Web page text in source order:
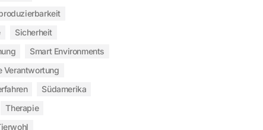
Sicherheit
Smart Environments
Verantwortung
Südamerika
Therapie